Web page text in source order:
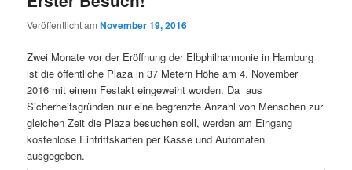
Veröffentlicht amNovember 19, 2016
Zwei Monate vor der Eröffnung der Elbphilharmonie in Hamburg
ist die öffentliche Plaza in 37 Metern Höhe am 4. November
2016 mit einem Festakt eingeweiht worden. Da aus
Sicherheitsgründen nur eine begrenzte Anzahl von Menschen zur
gleichen Zeit die Plaza besuchen soll, werden am Eingang
kostenlose Eintrittskarten per Kasse und Automaten
ausgegeben.